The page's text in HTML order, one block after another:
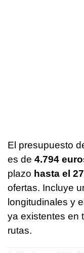
El presupuesto
es de 4.794
plazo hasta el
ofertas. Incluye
longitudinales y
ya existentes en
rutas.